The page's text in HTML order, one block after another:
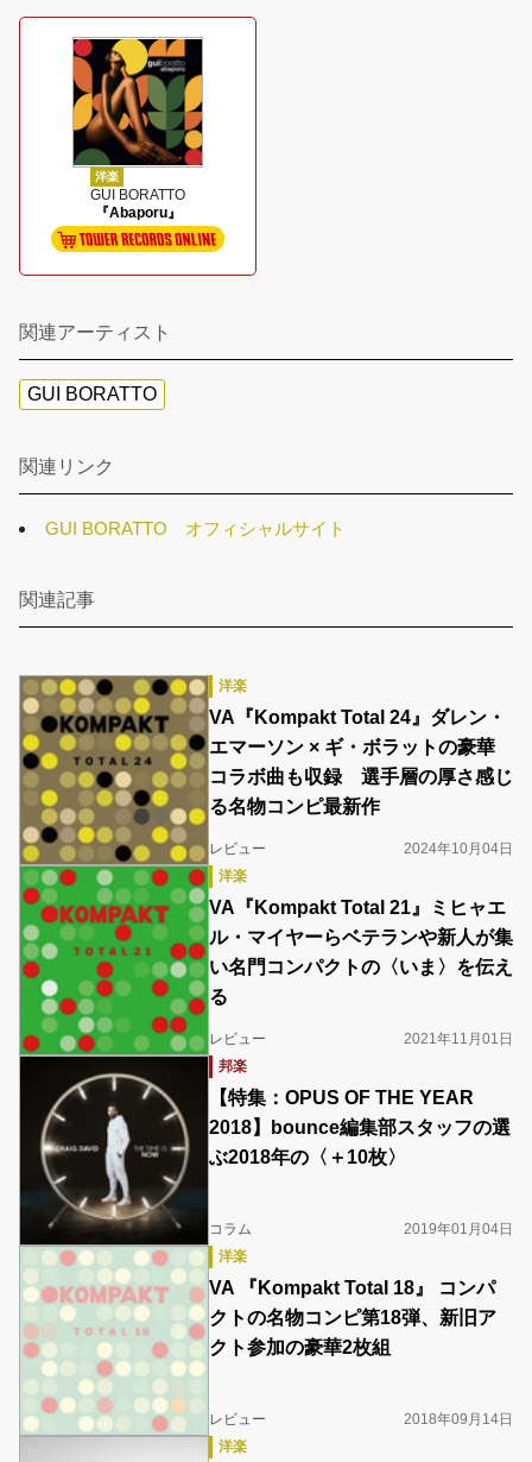
洋楽
GUI BORATTO
『Abaporu』
関連アーティスト
GUI BORATTO
関連リンク
GUI BORATTO オフィシャルサイト
関連記事
洋楽
VA『Kompakt Total 24』ダレン・
エマーソン × ギ・ボラットの豪華
コラボ曲も収録 選手層の厚さ感じ
る名物コンピ最新作
レビュー
2024年10月04日
洋楽
VA『Kompakt Total 21』ミヒャエ
ル・マイヤーらベテランや新人が集
い名門コンパクトの〈いま〉を伝え
る
レビュー
2021年11月01日
邦楽
【特集：OPUS OF THE YEAR
2018】bounce編集部スタッフの選
ぶ2018年の〈＋10枚〉
コラム
2019年01月04日
洋楽
VA 『Kompakt Total 18』 コンパ
クトの名物コンピ第18弾、新旧ア
クト参加の豪華2枚組
レビュー
2018年09月14日
洋楽